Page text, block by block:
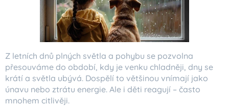
Z letních dnů plných světla a pohybu se pozvolna
přesouváme do období, kdy je venku chladněji, dny se
krátí a světla ubývá. Dospělí to většinou vnímají jako
únavu nebo ztrátu energie. Ale i děti reagují – často
mnohem citlivěji.